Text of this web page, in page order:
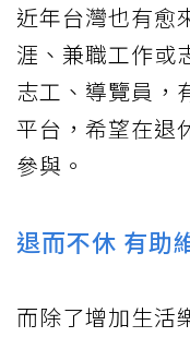
近年台灣也有愈
涯、兼職工作或
志工、導覽員，
平台，希望在退
參與。
退而不休 有助
而除了增加生活